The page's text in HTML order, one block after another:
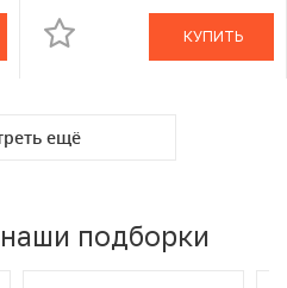
КУПИТЬ
ещё
подборки